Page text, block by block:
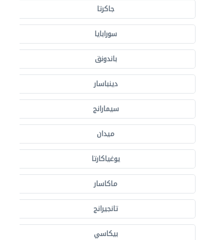
جاكرتا
سورابايا
باندونق
دينباسار
سيمارانج
ميدان
يوغياكارتا
ماكاسار
تانجيرانج
بيكاسي